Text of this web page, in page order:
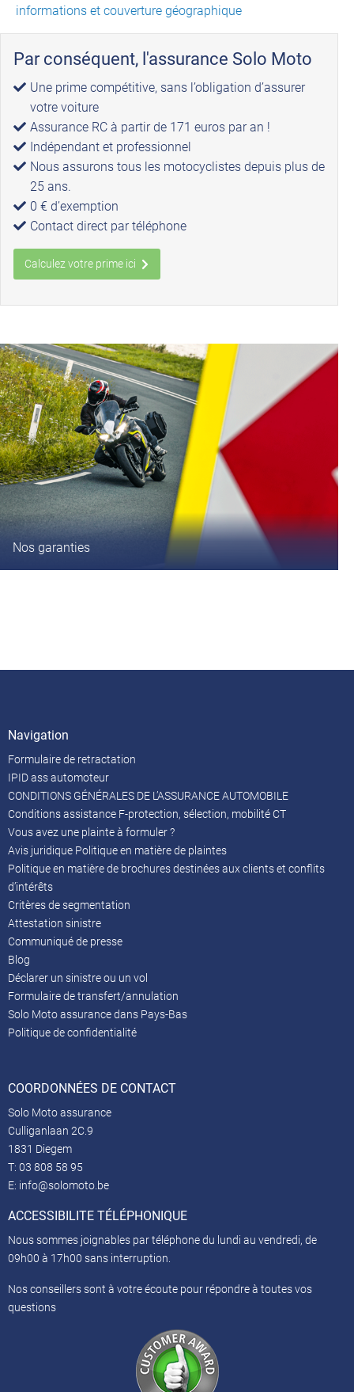
informations et couverture géographique
Par conséquent, l'assurance Solo Moto
Une prime compétitive, sans l’obligation d’assurer
votre voiture
Assurance RC à partir de 171 euros par an !
Indépendant et professionnel
Nous assurons tous les motocyclistes depuis plus de
25 ans.
0 € d’exemption
Contact direct par téléphone
Calculez votre prime ici
Nos garanties
Navigation
Formulaire de retractation
IPID ass automoteur
CONDITIONS GÉNÉRALES DE L’ASSURANCE AUTOMOBILE
Conditions assistance F-protection, sélection, mobilité CT
Vous avez une plainte à formuler ?
Avis juridique Politique en matière de plaintes
Politique en matière de brochures destinées aux clients et conflits
d’intérêts
Critères de segmentation
Attestation sinistre
Communiqué de presse
Blog
Déclarer un sinistre ou un vol
Formulaire de transfert/annulation
Solo Moto assurance dans Pays-Bas
Politique de confidentialité
COORDONNÉES DE CONTACT
Solo Moto assurance
Culliganlaan 2C.9
1831 Diegem
T: 03 808 58 95
E: info@solomoto.be
ACCESSIBILITE TÉLÉPHONIQUE
Nous sommes joignables par téléphone du lundi au vendredi, de
09h00 à 17h00 sans interruption.
Nos conseillers sont à votre écoute pour répondre à toutes vos
questions